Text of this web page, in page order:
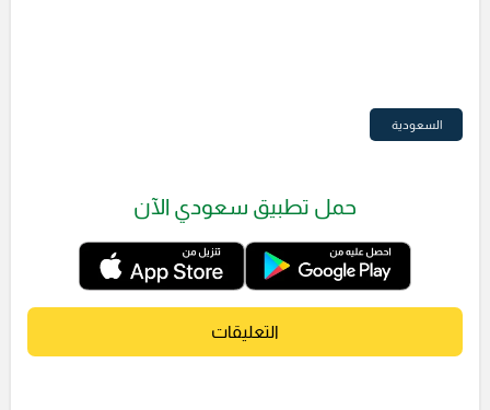
السعودية
حمل تطبيق سعودي الآن
التعليقات